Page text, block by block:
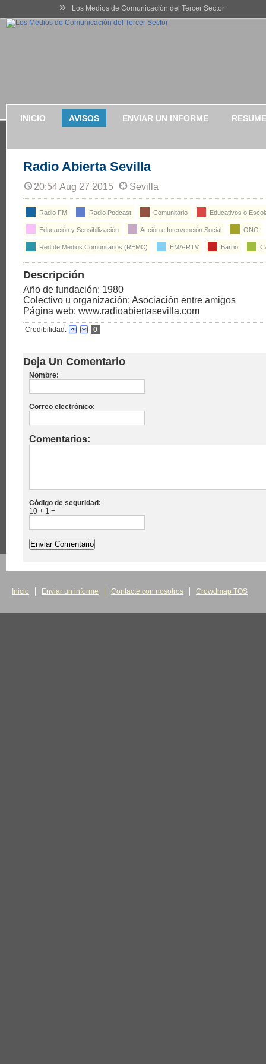
» Los Medios de Comunicación del Tercer Sector
INICIO AVISOS ENVIAR UN INFORME
Radio Abierta Sevilla
20:54 Aug 27 2015 Sevilla
Radio FM Radio Podcast Comunitario Educativos o
Educación y Sensibilización Acción e Intervención Social ONG
Red de Medios Comunitarios (REMC) EMA-RTV Barrio
Descripción
Año de fundación: 1980
Colectivo u organización: Asociación entre amigos
Página web: www.radioabiertasevilla.com
Credibilidad: 0
Deja Un Comentario
Nombre:
Correo electrónico:
Comentarios:
Código de seguridad:
10 + 1 =
Inicio Enviar un informe Contacte con nosotros Crowdmap TOS